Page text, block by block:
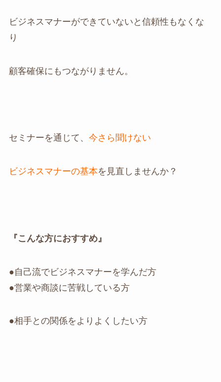
ビジネスマナーができていないと信頼性もなくな
り
顧客確保にもつながりません。
セミナーを通じて、 今さら聞けない
ビジネスマナーの基本を見直しませんか？
『こんな方におすすめ』
●自己流でビジネスマナーを学んだ方
●営業や商談に苦戦している方
●相手との関係をよりよくしたい方